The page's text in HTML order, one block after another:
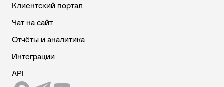
Клиентский портал
Чат на сайт
Отчёты и аналитика
Интеграции
API